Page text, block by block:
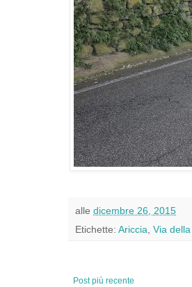
alle dicembre 26, 2015
Etichette: Ariccia, Via
Post più recente